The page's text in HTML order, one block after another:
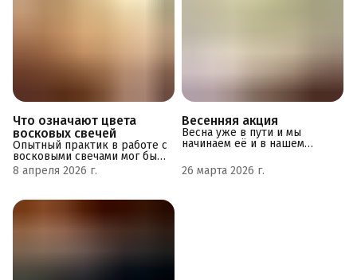
Что означают цвета
восковых свечей
Опытный практик в работе с
восковыми свечами мог бы с
уверенностью сказать:
«Цвет свечи — это язык, на
мирозданию. Это не просто
красящий пигмент, это
сфокусированная вибрация,
8 апреля 2026 г.
Весенняя акция
Весна уже в пути и мы
начинаем её и в нашем
дня по промокоду
ВЕСНА2026 каждый
26 марта 2026 г.